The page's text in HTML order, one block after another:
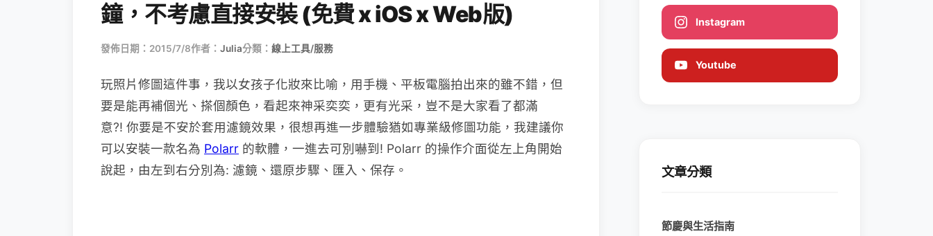
鐘，不考慮直接安裝 (免費 x iOS x Web版)
發佈日期：2015/7/8作者： Julia分類： 線上工具/服務
玩照片修圖這件事，我以女孩子化妝來比喻，用手機、平板電腦拍出來的雖不錯，但
要是能再補個光、搽個顏色，看起來神采奕奕，更有光采，豈不是大家看了都滿
意?! 你要是不安於套用濾鏡效果，很想再進一步體驗猶如專業級修圖功能，我建議你
可以安裝一款名為 Polarr 的軟體，一進去可別嚇到! Polarr 的操作介面從左上角開始
說起，由左到右分別為: 濾鏡、還原步驟、匯入、保存。
Instagram
Youtube
文章分類
節慶與生活指南